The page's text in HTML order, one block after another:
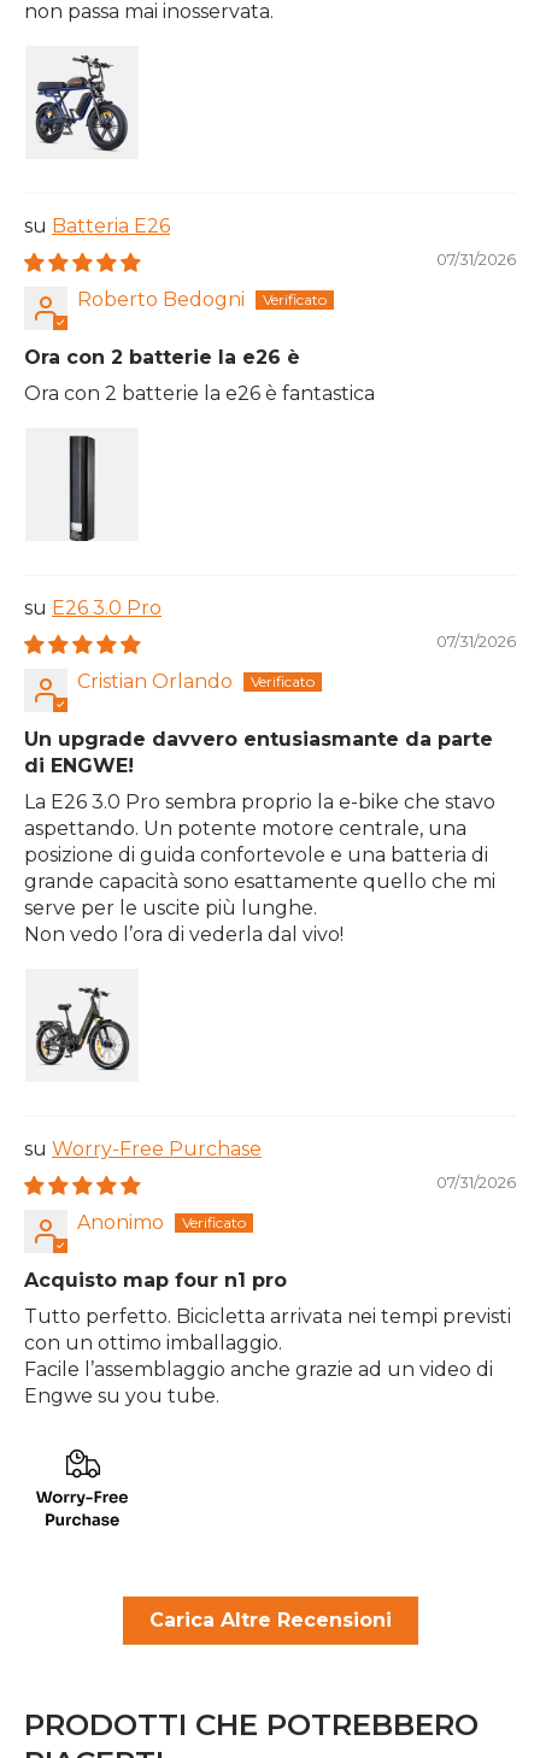
non passa mai inosservata.
Batteria E26
07/31/2026
Roberto Bedogni
Ora con 2 batterie la e26 è
Ora con 2 batterie la e26 è fantastica
E26 3.0 Pro
07/31/2026
Cristian Orlando
Un upgrade davvero entusiasmante da parte
di ENGWE!
La E26 3.0 Pro sembra proprio la e-bike che stavo
aspettando. Un potente motore centrale, una
posizione di guida confortevole e una batteria di
grande capacità sono esattamente quello che mi
serve per le uscite più lunghe.
Non vedo l’ora di vederla dal vivo!
Worry-Free Purchase
07/31/2026
Anonimo
Acquisto map four n1 pro
Tutto perfetto. Bicicletta arrivata nei tempi previsti
con un ottimo imballaggio.
Facile l’assemblaggio anche grazie ad un video di
Engwe su you tube.
Carica Altre Recensioni
PRODOTTI CHE POTREBBERO